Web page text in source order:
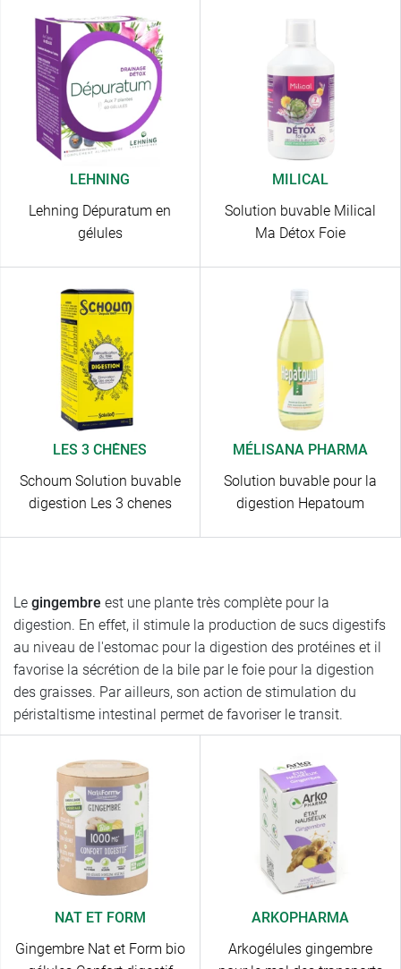
LEHNING
Lehning Dépuratum en
gélules
MILICAL
Solution buvable Milical
Ma Détox Foie
LES 3 CHÊNES
Schoum Solution buvable
digestion Les 3 chenes
MÉLISANA PHARMA
Solution buvable pour la
digestion Hepatoum
Le gingembre est une plante très complète pour la
digestion. En effet, il stimule la production de sucs digestifs
au niveau de l'estomac pour la digestion des protéines et il
favorise la sécrétion de la bile par le foie pour la digestion
des graisses. Par ailleurs, son action de stimulation du
péristaltisme intestinal permet de favoriser le transit.
NAT ET FORM
Gingembre Nat et Form bio
ARKOPHARMA
Arkogélules gingembre